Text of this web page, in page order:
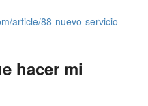
article/88-nuevo-servicio-
hacer mi